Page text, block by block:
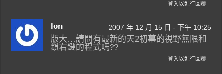
登入以進行回覆
lon 2007 年 12 月 15 日 - 下午 10:25
版大…請問有最新的天2初幕的視野無限和
鎖右鍵的程式嗎??
登入以進行回覆